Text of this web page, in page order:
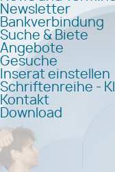
Newsletter
Bankverbindung
Suche & Biete
Angebote
Gesuche
Inserat einstellen
Schriftenreihe -
Kontakt
Download